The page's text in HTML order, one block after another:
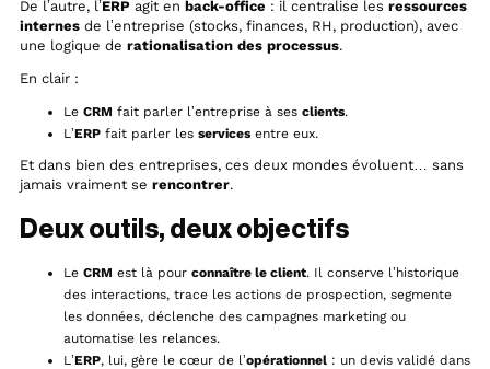
De l’autre, l’ERPagit en back-office : il centralise les ressources
internesde l’entreprise (stocks, finances, RH, production), avec
une logique de rationalisation des processus.
En clair :
Le CRM fait parler l’entreprise à ses clients.
L’ERPfait parler les servicesentre eux.
Et dans bien des entreprises, ces deux mondes évoluent… sans
jamais vraiment se rencontrer.
Deux outils, deux objectifs
Le CRM est là pour connaître le client. Il conserve l’historique
des interactions, trace les actions de prospection, segmente
les données, déclenche des campagnes marketing ou
automatise les relances.
L’ERP, lui, gère le cœur de l’opérationnel: un devis validé dans